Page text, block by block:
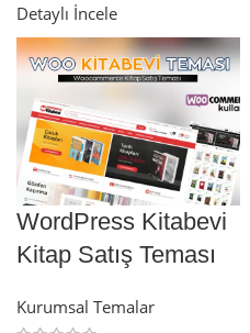
Detaylı İncele
WordPress Kitabevi
Kitap Satış Teması
Kurumsal Temalar